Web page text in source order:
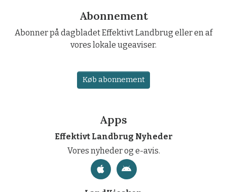
Abonnement
Abonner på dagbladet Effektivt Landbrug eller en af
vores lokale ugeaviser.
Køb abonnement
Apps
Effektivt Landbrug Nyheder
Vores nyheder og e-avis.